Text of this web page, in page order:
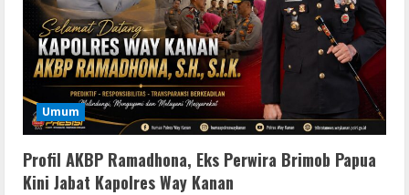
Umum
Profil AKBP Ramadhona, Eks Perwira Brimob Papua
Kini Jabat Kapolres Way Kanan